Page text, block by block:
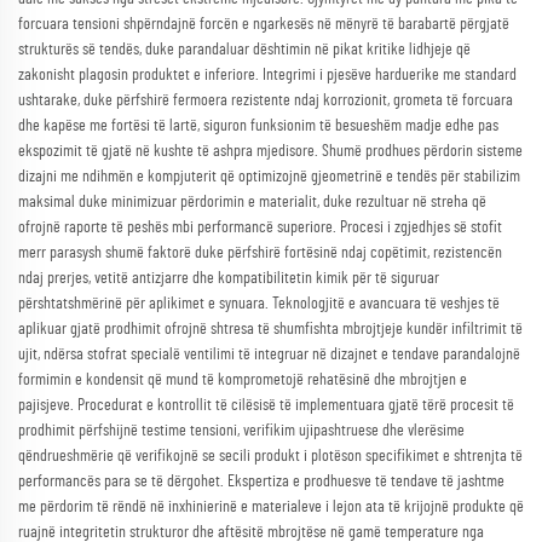
forcuara tensioni shpërndajnë forcën e ngarkesës në mënyrë të barabartë përgjatë
strukturës së tendës, duke parandaluar dështimin në pikat kritike lidhjeje që
zakonisht plagosin produktet e inferiore. Integrimi i pjesëve harduerike me standard
ushtarake, duke përfshirë fermoera rezistente ndaj korrozionit, grometa të forcuara
dhe kapëse me fortësi të lartë, siguron funksionim të besueshëm madje edhe pas
ekspozimit të gjatë në kushte të ashpra mjedisore. Shumë prodhues përdorin sisteme
dizajni me ndihmën e kompjuterit që optimizojnë gjeometrinë e tendës për stabilizim
maksimal duke minimizuar përdorimin e materialit, duke rezultuar në streha që
ofrojnë raporte të peshës mbi performancë superiore. Procesi i zgjedhjes së stofit
merr parasysh shumë faktorë duke përfshirë fortësinë ndaj copëtimit, rezistencën
ndaj prerjes, vetitë antizjarre dhe kompatibilitetin kimik për të siguruar
përshtatshmërinë për aplikimet e synuara. Teknologjitë e avancuara të veshjes të
aplikuar gjatë prodhimit ofrojnë shtresa të shumfishta mbrojtjeje kundër infiltrimit të
ujit, ndërsa stofrat specialë ventilimi të integruar në dizajnet e tendave parandalojnë
formimin e kondensit që mund të komprometojë rehatësinë dhe mbrojtjen e
pajisjeve. Procedurat e kontrollit të cilësisë të implementuara gjatë tërë procesit të
prodhimit përfshijnë testime tensioni, verifikim ujipashtruese dhe vlerësime
qëndrueshmërie që verifikojnë se secili produkt i plotëson specifikimet e shtrenjta të
performancës para se të dërgohet. Ekspertiza e prodhuesve të tendave të jashtme
me përdorim të rëndë në inxhinierinë e materialeve i lejon ata të krijojnë produkte që
ruajnë integritetin strukturor dhe aftësitë mbrojtëse në gamë temperature nga